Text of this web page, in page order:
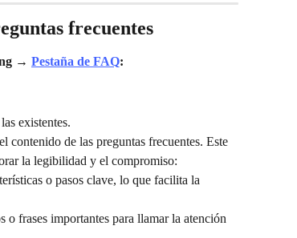
frecuentes
→ Pestaña de FAQ:
existentes.
contenido de las preguntas frecuentes. Este
la legibilidad y el compromiso:
o pasos clave, lo que facilita la
o frases importantes para llamar la atención